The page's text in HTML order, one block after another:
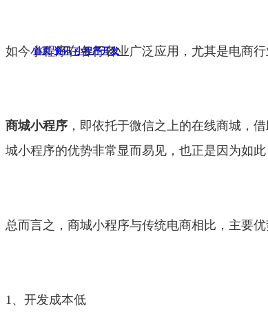
首页 资讯 小程序开发
如今小程序在各行各业广泛应用，尤其是电商
商城小程序 ，即依托于微信之上的在线商城，
城小程序的优势非常显而易见，也正是因为如此
总而言之，商城小程序与传统电商相比，主要优
1、开发成本低